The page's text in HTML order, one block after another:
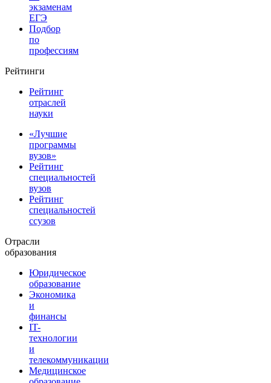
экзаменам
ЕГЭ
Подбор
по
профессиям
Рейтинги
Рейтинг
отраслей
науки
«Лучшие
программы
вузов»
Рейтинг
специальностей
вузов
Рейтинг
специальностей
ссузов
Отрасли
образования
Юридическое
образование
Экономика
и
финансы
IT-
технологии
и
телекоммуникации
Медицинское